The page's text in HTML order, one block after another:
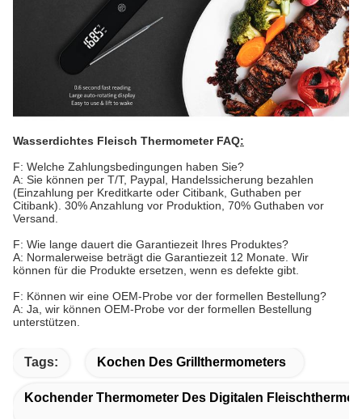
Wasserdichtes Fleisch Thermometer FAQ:
F: Welche Zahlungsbedingungen haben Sie?
A: Sie können per T/T, Paypal, Handelssicherung bezahlen
(Einzahlung per Kreditkarte oder Citibank, Guthaben per
Citibank). 30% Anzahlung vor Produktion, 70% Guthaben vor
Versand.
F: Wie lange dauert die Garantiezeit Ihres Produktes?
A: Normalerweise beträgt die Garantiezeit 12 Monate. Wir
können für die Produkte ersetzen, wenn es defekte gibt.
F: Können wir eine OEM-Probe vor der formellen Bestellung?
A: Ja, wir können OEM-Probe vor der formellen Bestellung
unterstützen.
Tags: Kochen Des Grillthermometers
Kochender Thermometer Des Digitalen